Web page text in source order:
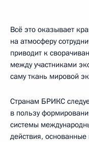
Всё это оказывает
на атмосферу
приводит к
между участниками
саму ткань мировой
Странам БРИКС
в пользу
системы
действия,